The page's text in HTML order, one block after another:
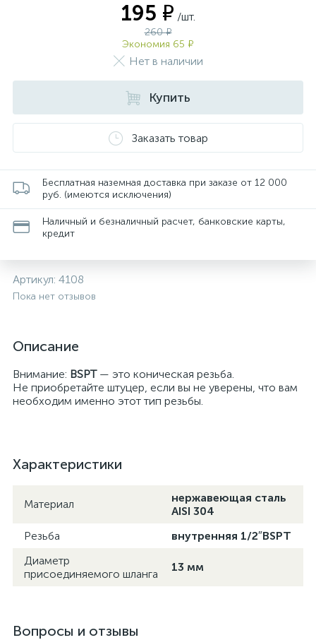
195 ₽ /шт.
260 ₽
Экономия 65 ₽
Нет в наличии
Купить
Заказать товар
Бесплатная наземная доставка при заказе от 12 000
руб. (имеются исключения)
Наличный и безналичный расчет, банковские карты,
кредит
Артикул: 4108
Пока нет отзывов
Описание
Внимание: BSPT— это коническая резьба.
Не приобретайте штуцер, если вы не уверены, что вам
необходим именно этот тип резьбы.
Характеристики
Материал
нержавеющая сталь
AISI 304
Резьба
внутренняя 1/2″BSPT
Диаметр
присоединяемого шланга
13 мм
Вопросы и отзывы